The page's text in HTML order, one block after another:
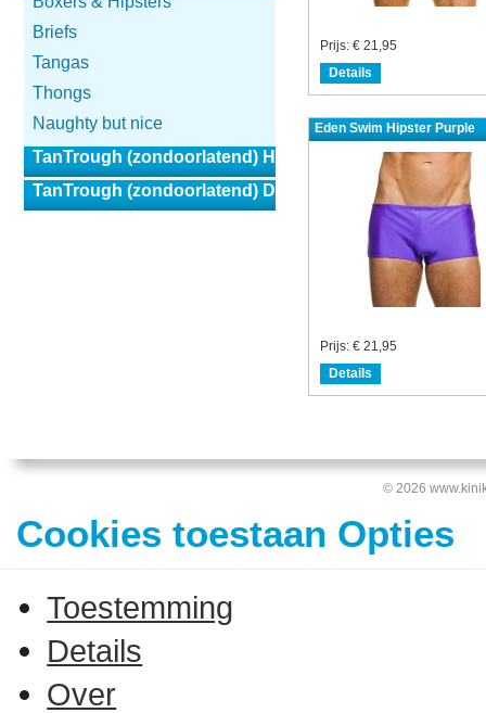
Briefs
Tangas
Thongs
Naughty but nice
TanTrough (zondoorlatend) Heren
TanTrough (zondoorlatend) Dames
Prijs: € 21,95
Details
Eden Swim Hipster Purple
Prijs: € 21,95
Details
© 2026
Cookies toestaan Opties
Toestemming
Details
Over